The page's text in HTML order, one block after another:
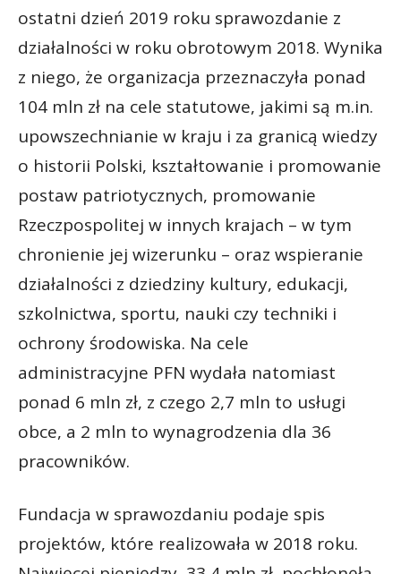
ostatni dzień 2019 roku sprawozdanie z
działalności w roku obrotowym 2018. Wynika
z niego, że organizacja przeznaczyła ponad
104 mln zł na cele statutowe, jakimi są m.in.
upowszechnianie w kraju i za granicą wiedzy
o historii Polski, kształtowanie i promowanie
postaw patriotycznych, promowanie
Rzeczpospolitej w innych krajach – w tym
chronienie jej wizerunku – oraz wspieranie
działalności z dziedziny kultury, edukacji,
szkolnictwa, sportu, nauki czy techniki i
ochrony środowiska. Na cele
administracyjne PFN wydała natomiast
ponad 6 mln zł, z czego 2,7 mln to usługi
obce, a 2 mln to wynagrodzenia dla 36
pracowników.
Fundacja w sprawozdaniu podaje spis
projektów, które realizowała w 2018 roku.